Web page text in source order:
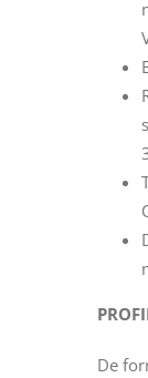
De